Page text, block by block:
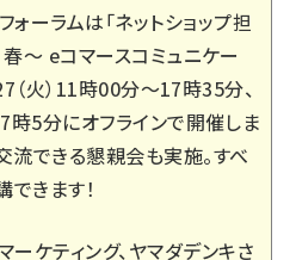
ォーラムは「ネットショップ担
～ eコマースコミュニケー
（火）11時00分～17時35分、
時5分にオフラインで開催しま
流できる懇親会も実施。すべ
きます！
ーケティング、ヤマダデンキさ